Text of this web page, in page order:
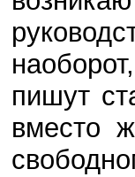
пишут
вместо